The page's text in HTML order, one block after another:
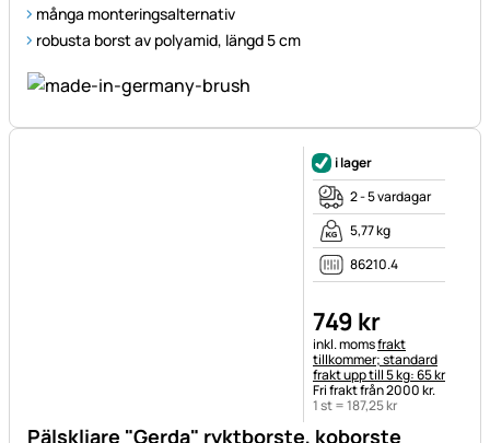
många monteringsalternativ
robusta borst av polyamid, längd 5 cm
Pälskliare "Gerda" ryktborste, koborste
i lager
2 - 5 vardagar
5,77 kg
86210.4
749 kr
Skatteinformation:
inkl. momsfrakt
tillkommer; standard
frakt upp till 5 kg: 65 kr
Fri frakt från 2000 kr.
1 st =187,25kr